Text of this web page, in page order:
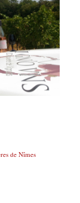
de Nîmes